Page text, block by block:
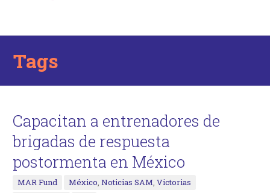
Tags
Capacitan a entrenadores de
brigadas de respuesta
postormenta en México
MAR Fund México,Noticias SAM,Victorias